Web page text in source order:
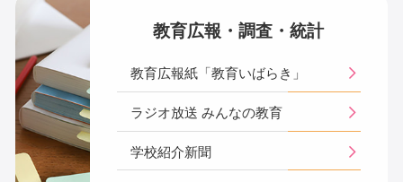
教育広報・調査・統計
教育広報紙「教育いばらき」
ラジオ放送 みんなの教育
学校紹介新聞